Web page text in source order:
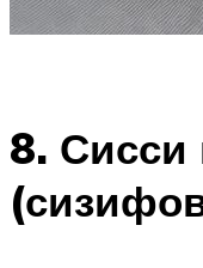
8. Сисси